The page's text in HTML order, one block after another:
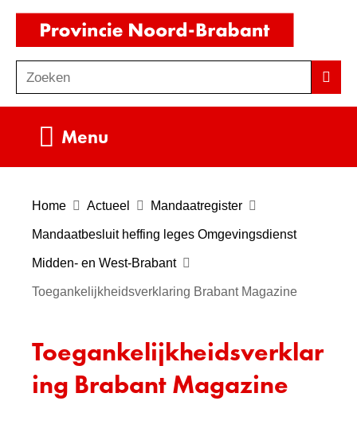
Ga
de
inhoud
o
e
Zoeken
Menu
Home Actueel Mandaatregister
Mandaatbesluit heffing leges Omgevingsdienst
Midden- en West-Brabant
Toegankelijkheidsverklaring Brabant Magazine
Toegankelijkheidsverklar
ing Brabant Magazine